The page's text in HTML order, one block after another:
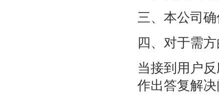
三、本公司
四、对于需
当接到用户
作出答复解